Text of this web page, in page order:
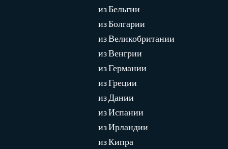
из Бельгии
из Болгарии
из Великобритании
из Венгрии
из Германии
из Греции
из Дании
из Испании
из Ирландии
из Кипра